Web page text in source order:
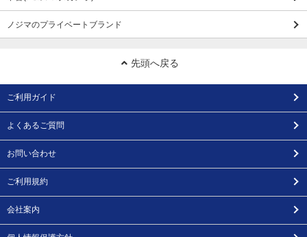
ノジマのプライベートブランド
先頭へ戻る
ご利用ガイド
よくあるご質問
お問い合わせ
ご利用規約
会社案内